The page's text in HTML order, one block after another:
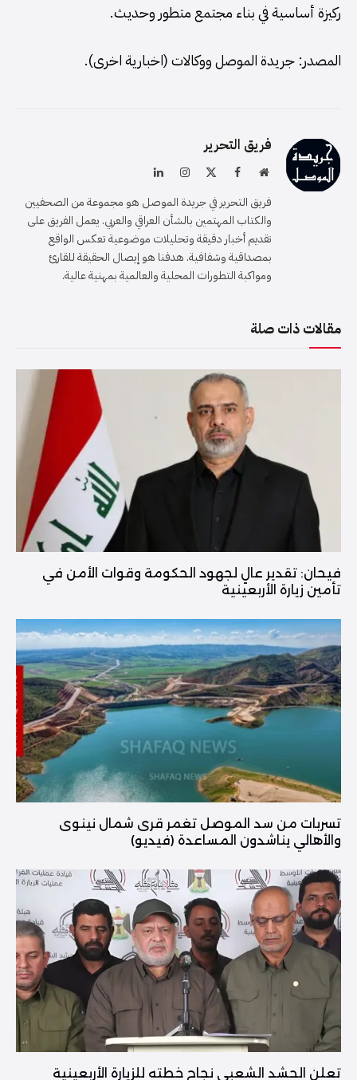
ركيزة أساسية في بناء مجتمع متطور وحديث.
المصدر: جريدة الموصل ووكالات (اخبارية اخرى).
فريق التحرير
موقعفيسبوك الانستغرام
لينكدإن
فريق التحرير في جريدة الموصل هو مجموعة من الصحفيين
والكتاب المهتمين بالشأن العراقي والعربي. يعمل الفريق على
تقديم أخبار دقيقة وتحليلات موضوعية تعكس الواقع
بمصداقية وشفافية. هدفنا هو إيصال الحقيقة للقارئ
ومواكبة التطورات المحلية والعالمية بمهنية عالية.
مقالات ذات صلة
فیحان: تقدير عالٍ لجهود الحكومة وقوات الأمن في
تأمين زيارة الأربعينية
تسربات من سد الموصل تغمر قرى شمال نينوى
والأهالي يناشدون المساعدة (فيديو)
تعلن الحشد الشعبي نجاح خطته للزيارة الأربعينية